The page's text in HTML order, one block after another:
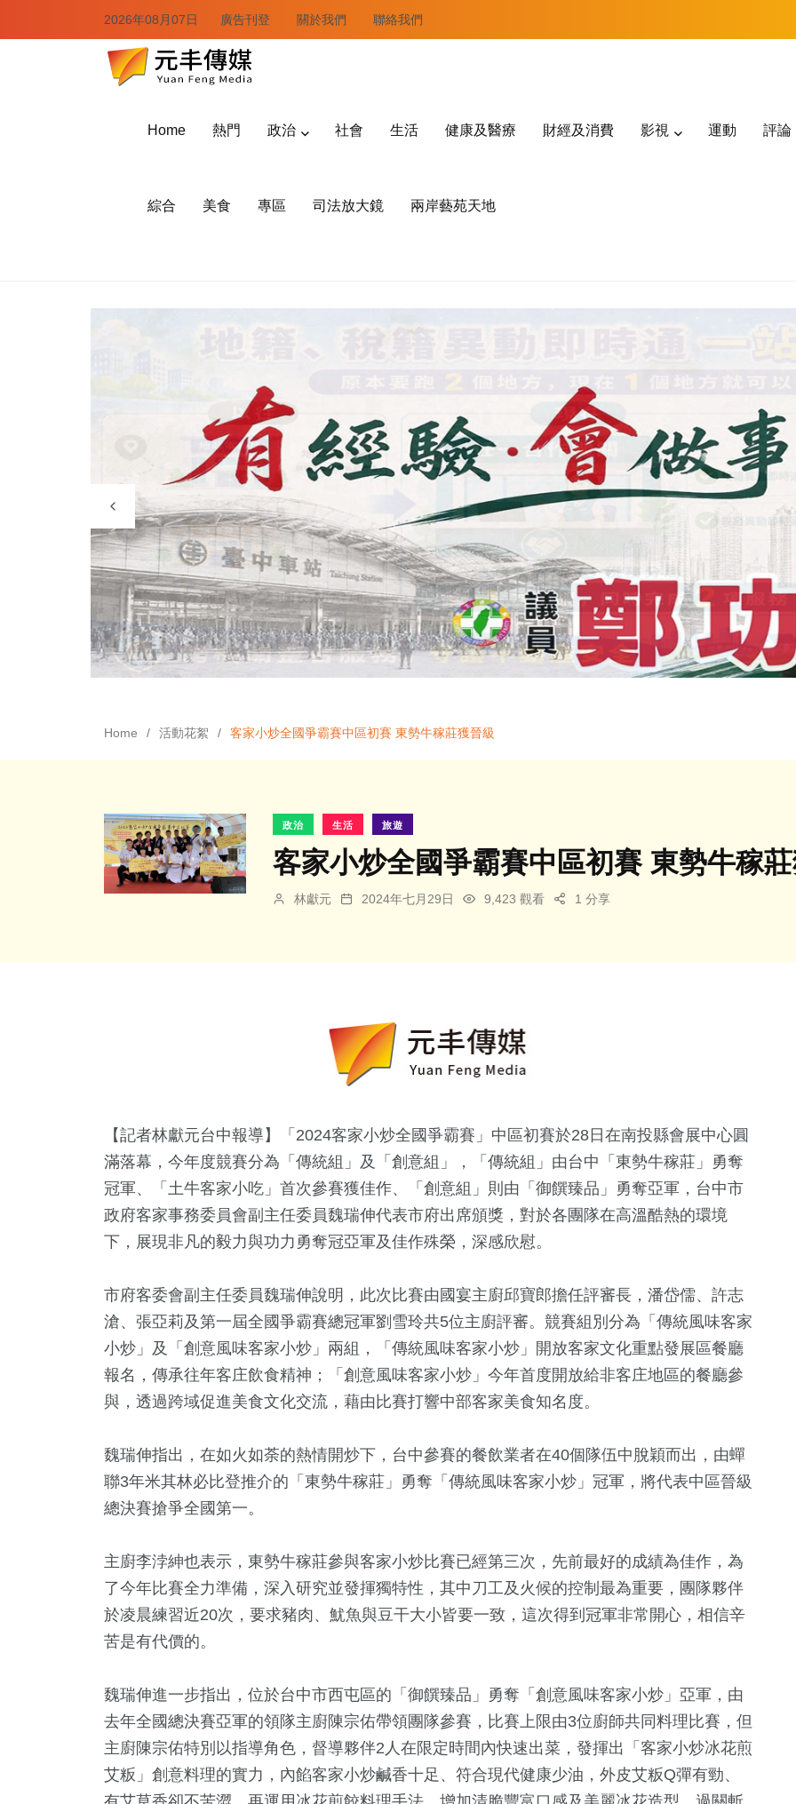
2026年08月07日 廣告刊登 關於我們 聯絡我們
Home 熱門 政治 社會 生活 健康及醫療 財經及消費 影視 運動 評論
綜合 美食 專區 司法放大鏡 兩岸藝苑天地
Home 活動花絮 客家小炒全國爭霸賽中區初賽 東勢牛稼莊獲晉級
政治 生活 旅遊
客家小炒全國爭霸賽中區初賽 東勢牛稼
林獻元 2024年七月29日 9,423 觀看 1 分享
【記者林獻元台中報導】「2024客家小炒全國爭霸賽」中區初賽於28日在南投縣會展中心圓
滿落幕，今年度競賽分為「傳統組」及「創意組」，「傳統組」由台中「東勢牛稼莊」勇奪
冠軍、「土牛客家小吃」首次參賽獲佳作、「創意組」則由「御饌臻品」勇奪亞軍，台中市
政府客家事務委員會副主任委員魏瑞伸代表市府出席頒獎，對於各團隊在高溫酷熱的環境
下，展現非凡的毅力與功力勇奪冠亞軍及佳作殊榮，深感欣慰。
市府客委會副主任委員魏瑞伸說明，此次比賽由國宴主廚邱寶郎擔任評審長，潘岱儒、許志
滄、張亞莉及第一屆全國爭霸賽總冠軍劉雪玲共5位主廚評審。競賽組別分為「傳統風味客家
小炒」及「創意風味客家小炒」兩組，「傳統風味客家小炒」開放客家文化重點發展區餐廳
報名，傳承往年客庄飲食精神；「創意風味客家小炒」今年首度開放給非客庄地區的餐廳參
與，透過跨域促進美食文化交流，藉由比賽打響中部客家美食知名度。
魏瑞伸指出，在如火如荼的熱情開炒下，台中參賽的餐飲業者在40個隊伍中脫穎而出，由蟬
聯3年米其林必比登推介的「東勢牛稼莊」勇奪「傳統風味客家小炒」冠軍，將代表中區晉級
總決賽搶爭全國第一。
主廚李浡紳也表示，東勢牛稼莊參與客家小炒比賽已經第三次，先前最好的成績為佳作，為
了今年比賽全力準備，深入研究並發揮獨特性，其中刀工及火候的控制最為重要，團隊夥伴
於凌晨練習近20次，要求豬肉、魷魚與豆干大小皆要一致，這次得到冠軍非常開心，相信辛
苦是有代價的。
魏瑞伸進一步指出，位於台中市西屯區的「御饌臻品」勇奪「創意風味客家小炒」亞軍，由
去年全國總決賽亞軍的領隊主廚陳宗佑帶領團隊參賽，比賽上限由3位廚師共同料理比賽，但
主廚陳宗佑特別以指導角色，督導夥伴2人在限定時間內快速出菜，發揮出「客家小炒冰花煎
艾粄」創意料理的實力，內餡客家小炒鹹香十足、符合現代健康少油，外皮艾粄Q彈有勁、
+ 9+
+
美食
10+
兩岸道教文化交
94+ 18+ 45+
17+ 133+ 109